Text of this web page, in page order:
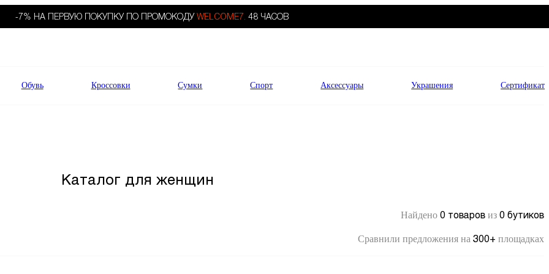
-7% НА ПЕРВУЮ ПОКУПКУ ПО ПРОМОКОДУ WELCOME7. 48 ЧАСОВ
Обувь Кроссовки Сумки Спорт Аксессуары Украшения Сертификат
Каталог для женщин
Найдено 0 товаров из 0 бутиков
Сравнили предложения на 300+ площадках